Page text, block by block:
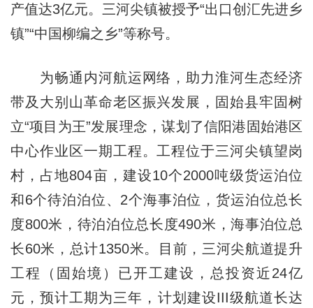
产值达3亿元。三河尖镇被授予“出口创汇先进乡
镇”“中国柳编之乡”等称号。
为畅通内河航运网络，助力淮河生态经济
带及大别山革命老区振兴发展，固始县牢固树
立“项目为王”发展理念，谋划了信阳港固始港区
中心作业区一期工程。工程位于三河尖镇望岗
村，占地804亩，建设10个2000吨级货运泊位
和6个待泊泊位、2个海事泊位，货运泊位总长
度800米，待泊泊位总长度490米，海事泊位总
长60米，总计1350米。目前，三河尖航道提升
工程（固始境）已开工建设，总投资近24亿
元，预计工期为三年，计划建设III级航道长达